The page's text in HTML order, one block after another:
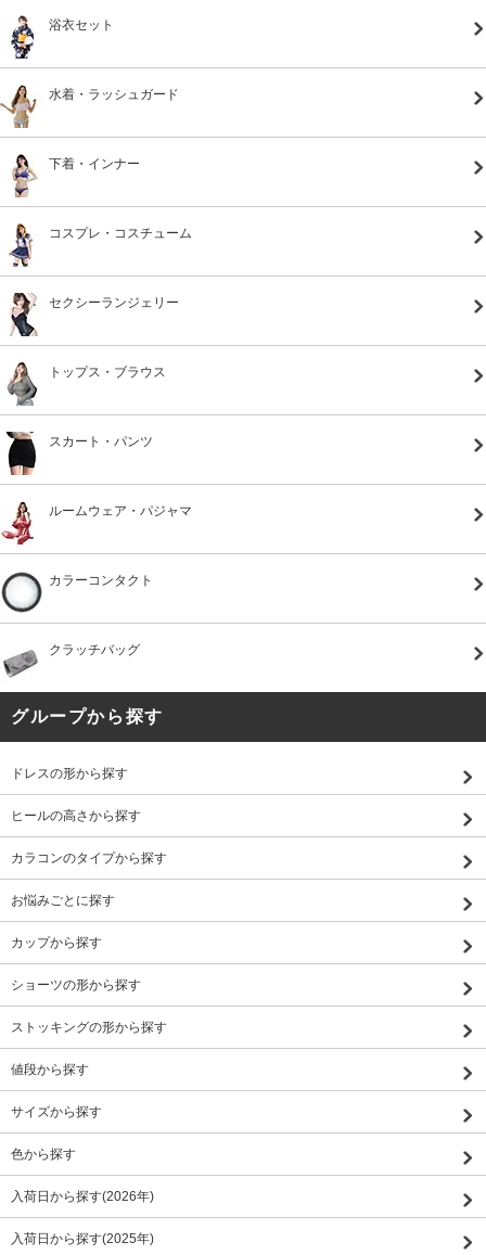
浴衣セット
水着・ラッシュガード
下着・インナー
コスプレ・コスチューム
セクシーランジェリー
トップス・ブラウス
スカート・パンツ
ルームウェア・パジャマ
カラーコンタクト
クラッチバッグ
グループから探す
ドレスの形から探す
ヒールの高さから探す
カラコンのタイプから探す
お悩みごとに探す
カップから探す
ショーツの形から探す
ストッキングの形から探す
値段から探す
サイズから探す
色から探す
入荷日から探す(2026年)
入荷日から探す(2025年)